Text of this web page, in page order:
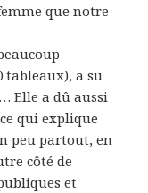
que notre
tableaux), a su
Elle a dû aussi
qui explique
peu partout, en
côté de
et